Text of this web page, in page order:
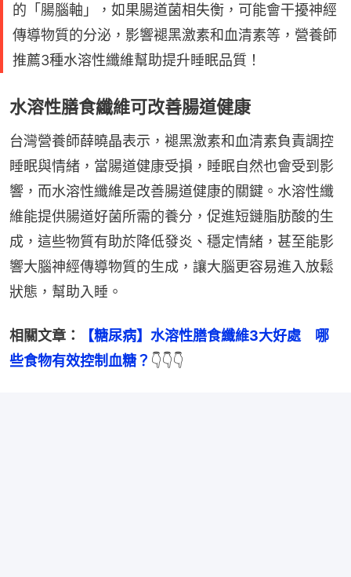
的「腸腦軸」，如果腸道菌相失衡，可能會干擾神經
傳導物質的分泌，影響褪黑激素和血清素等，營養師
推薦3種水溶性纖維幫助提升睡眠品質！
水溶性膳食纖維可改善腸道健康
台灣營養師薛曉晶表示，褪黑激素和血清素負責調控
睡眠與情緒，當腸道健康受損，睡眠自然也會受到影
響，而水溶性纖維是改善腸道健康的關鍵。水溶性纖
維能提供腸道好菌所需的養分，促進短鏈脂肪酸的生
成，這些物質有助於降低發炎、穩定情緒，甚至能影
響大腦神經傳導物質的生成，讓大腦更容易進入放鬆
狀態，幫助入睡。
相關文章：
【糖尿病】水溶性膳食纖維3大好處　哪
些食物有效控制血糖？ 👇👇👇